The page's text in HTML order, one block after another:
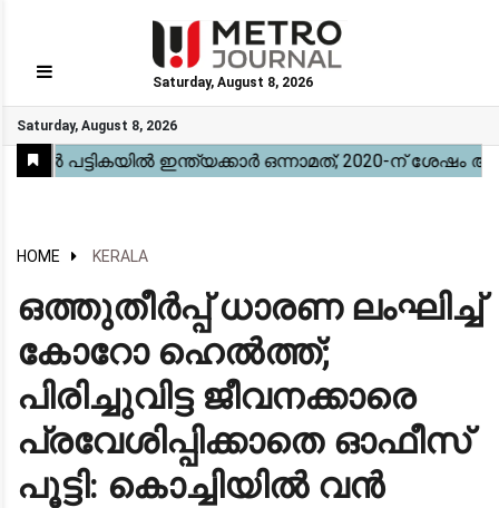
Saturday, August 8, 2026
Saturday, August 8, 2026
GO
Home
Kerala
National
Gulf
World
Sports
Movies
Health
Automobile
Travel
Education
Novel
Business
Technology
Webstory
HOME KERALA
ഒത്തുതീർപ്പ് ധാരണ ലംഘിച്ച്
കോറോ ഹെൽത്ത്;
പിരിച്ചുവിട്ട ജീവനക്കാരെ
പ്രവേശിപ്പിക്കാതെ ഓഫീസ്
പൂട്ടി: കൊച്ചിയിൽ വൻ